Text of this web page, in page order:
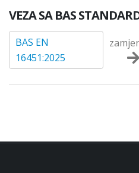
VEZA SA BAS
BAS EN
16451:2025